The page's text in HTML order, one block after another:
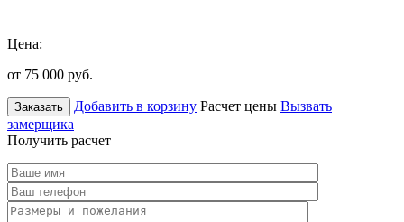
Цена:
от 75 000 руб.
Заказать Добавить в корзину Расчет цены Вызвать
замерщика
Получить расчет